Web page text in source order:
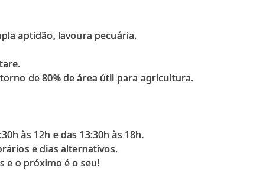
aptidão, lavoura pecuária.
de 80% de área útil para agricultura.
às 12h e das 13:30h às 18h.
e dias alternativos.
e o próximo é o seu!